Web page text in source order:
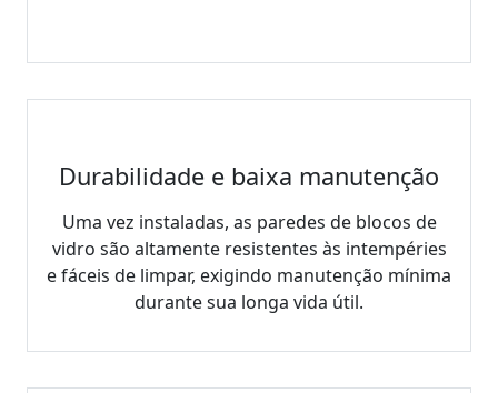
Durabilidade e baixa manutenção
Uma vez instaladas, as paredes de blocos de
vidro são altamente resistentes às intempéries
e fáceis de limpar, exigindo manutenção mínima
durante sua longa vida útil.